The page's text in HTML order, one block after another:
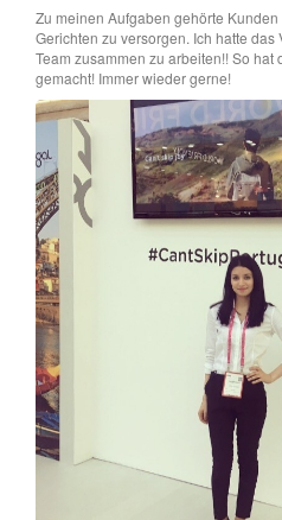
Zu meinen Aufgaben gehörte
Gerichten zu versorgen. Ich hatte
Team zusammen zu arbeiten!! So
gemacht! Immer wieder gerne!